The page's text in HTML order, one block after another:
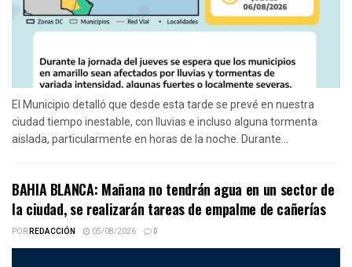
El Municipio detalló que desde esta tarde se prevé en nuestra
ciudad tiempo inestable, con lluvias e incluso alguna tormenta
aislada, particularmente en horas de la noche. Durante...
BAHIA BLANCA: Mañana no tendrán agua en un sector de
la ciudad, se realizarán tareas de empalme de cañerías
PORREDACCIÓN 05/08/2026 0